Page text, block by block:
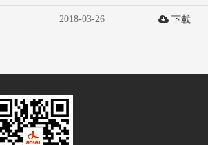
2018-03-26 下載